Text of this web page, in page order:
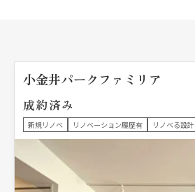
小金井パークファミリア
成約済み
新規リノベ リノベーション履歴有 リノベる設計